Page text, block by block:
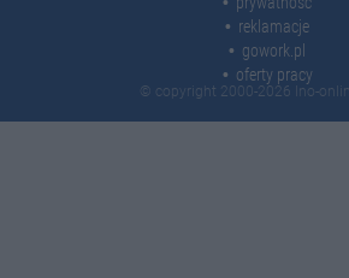
reklamacje
gowork.pl
oferty pracy
© copyright 2000-2026 Ino-